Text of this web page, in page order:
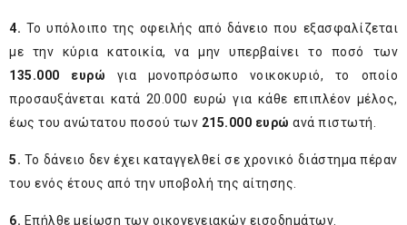
4. Το υπόλοιπο της οφειλής από δάνειο που εξασφαλίζεται
με την κύρια κατοικία, να μην υπερβαίνει το ποσό των
135.000 ευρώ για μονοπρόσωπο νοικοκυριό, το οποίο
προσαυξάνεται κατά 20.000 ευρώ για κάθε επιπλέον μέλος,
έως του ανώτατου ποσού των 215.000 ευρώ ανά πιστωτή.
5. Το δάνειο δεν έχει καταγγελθεί σε χρονικό διάστημα πέραν
του ενός έτους από την υποβολή της αίτησης.
6. Επήλθε μείωση των οικογενειακών εισοδημάτων.